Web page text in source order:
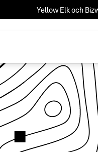
Yellow Elk och